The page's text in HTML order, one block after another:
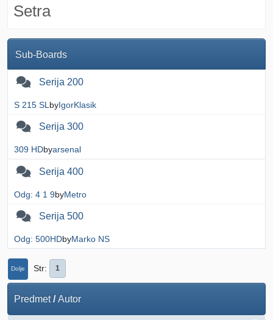
Setra
Sub-Boards
Serija 200
S 215 SL byIgorKlasik
Serija 300
309 HDbyarsenal
Serija 400
Odg: 4 1 9byMetro
Serija 500
Odg: 500HDbyMarko NS
Dolje Str 1
Predmet/Autor